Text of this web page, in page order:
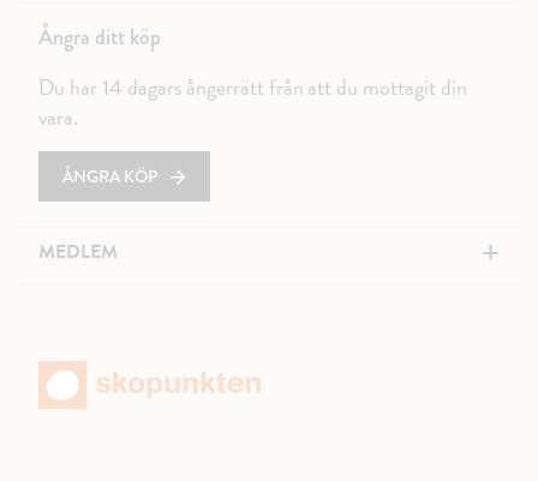
Ångra ditt köp
Du har 14 dagars ångerrätt från att du mottagit din
vara.
ÅNGRA KÖP
MEDLEM +